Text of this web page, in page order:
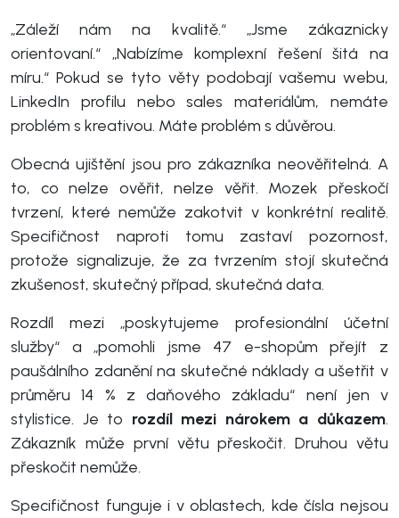
„Záleží nám na kvalitě.“ „Jsme zákaznicky
orientovaní.“ „Nabízíme komplexní řešení šitá na
míru.“ Pokud se tyto věty podobají vašemu webu,
LinkedIn profilu nebo sales materiálům, nemáte
problém s kreativou. Máte problém s důvěrou.
Obecná ujištění jsou pro zákazníka neověřitelná. A
to, co nelze ověřit, nelze věřit. Mozek přeskočí
tvrzení, které nemůže zakotvit v konkrétní realitě.
Specifičnost naproti tomu zastaví pozornost,
protože signalizuje, že za tvrzením stojí skutečná
zkušenost, skutečný případ, skutečná data.
Rozdíl mezi „poskytujeme profesionální účetní
služby“ a „pomohli jsme 47 e-shopům přejít z
paušálního zdanění na skutečné náklady a ušetřit v
průměru 14 % z daňového základu“ není jen v
stylistice. Je to rozdíl mezi nárokem a důkazem.
Zákazník může první větu přeskočit. Druhou větu
přeskočit nemůže.
Specifičnost funguje i v oblastech, kde čísla nejsou